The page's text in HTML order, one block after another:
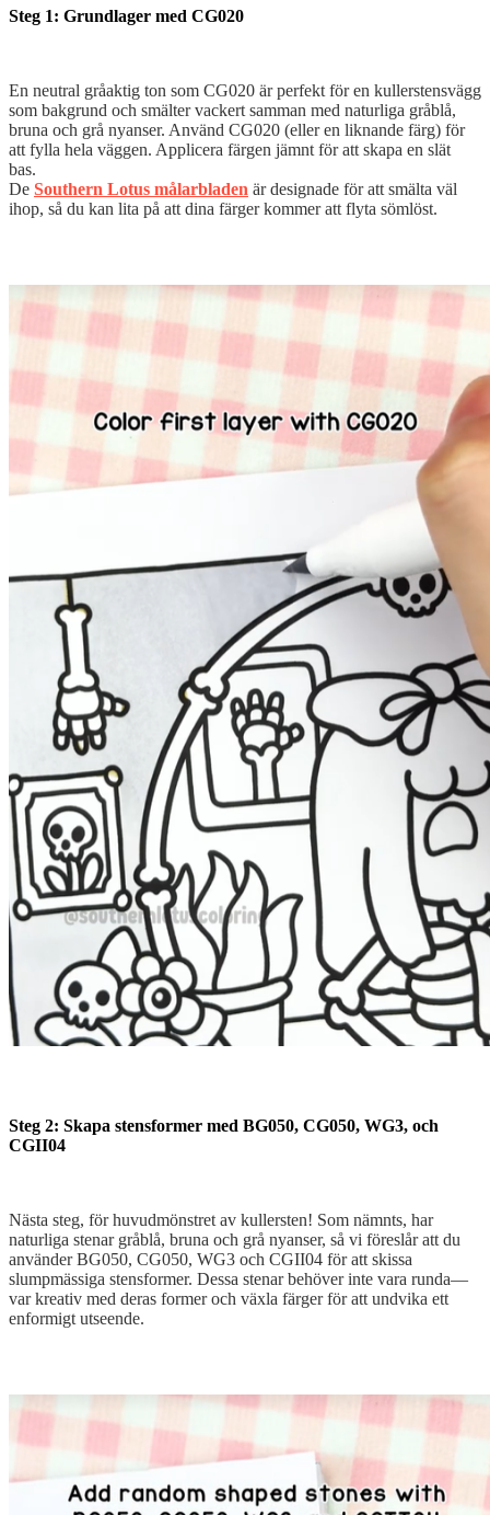
Steg 1: Grundlager med CG020
En neutral gråaktig ton som CG020 är perfekt för en kullerstensvägg
som bakgrund och smälter vackert samman med naturliga gråblå,
bruna och grå nyanser. Använd CG020 (eller en liknande färg) för
att fylla hela väggen. Applicera färgen jämnt för att skapa en slät
bas.
De Southern Lotus målarbladen är designade för att smälta väl
ihop, så du kan lita på att dina färger kommer att flyta sömlöst.
Steg 2: Skapa stensformer med BG050, CG050, WG3, och
CGII04
Nästa steg, för huvudmönstret av kullersten! Som nämnts, har
naturliga stenar gråblå, bruna och grå nyanser, så vi föreslår att du
använder BG050, CG050, WG3 och CGII04 för att skissa
slumpmässiga stensformer. Dessa stenar behöver inte vara runda—
var kreativ med deras former och växla färger för att undvika ett
enformigt utseende.